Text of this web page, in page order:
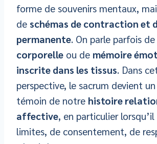
forme de souvenirs mentaux,
de schémas de contraction et
permanente. On parle parfois de
corporelle ou de mémoire
inscrite dans les tissus. Dans
perspective, le sacrum devient
témoin de notre histoire
affective, en particulier
limites, de consentement, de